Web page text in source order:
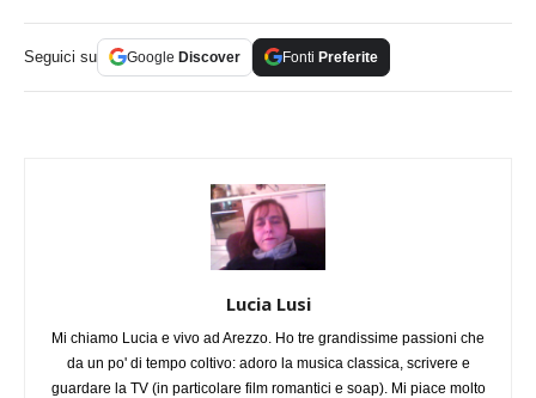
Seguici su Google Discover Fonti Preferite
Lucia Lusi
Mi chiamo Lucia e vivo ad Arezzo. Ho tre grandissime passioni che
da un po' di tempo coltivo: adoro la musica classica, scrivere e
guardare la TV (in particolare film romantici e soap). Mi piace molto